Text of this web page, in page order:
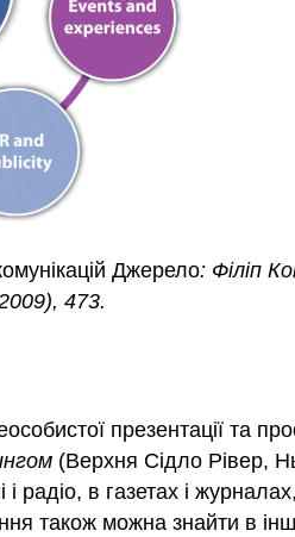
Джерело: Філіп
473.
презентації та
(Верхня Сідло Рівер,
в газетах і
також можна знайти в